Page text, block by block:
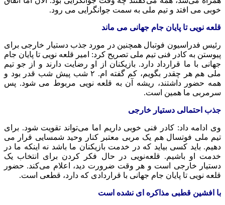
خوبی می‌ افتد و تیم ملی به سمت جوانگرایی می‌ رود.
قلعه نویی تا پایان جام جهانی می ماند
رئیس فدراسیون فوتبال همچنین در مورد جذب دستیار خارجی برای
پیوستن به کادر فنی تیم ملی تصریح کرد: امیر قلعه‌ نویی تا پایان جام
جهانی با ما قرارداد دارد. بازیکنان از او رضایت دارند و از جو تیم
ملی هم هر چقدر بگویم، کم گفته‌ ام. ۲ شب پیش شب قدر بود و
همه حضور داشتند، ریشه آن به قلعه‌ نویی مربوط می شود. پس
سرمربی ما همین است.
جذب احتمالی دستیار خارجی
وی ادامه داد: کادر فنی خوبی داریم اما می‌تواند تقویت شود. برای
تیم ملی فوتسال‌ هم یک مربی معتبر کنار وحید شمسایی قرار می
دهیم. باید کسی بیاید که در خدمت بازیکنان ما باشد نه اینکه ما در
خدمت او باشیم. قلعه‌نویی در حال فکر کردن برای انتخاب یک
دستیار خارجی است و هر وقت ضرورت دید، اعلام می‌کند. حضور
قلعه نویی تا پایان جام جهانی با قراردادی که دارد، قطعی است.
با افشین قطبی مذاکره ای نشده است